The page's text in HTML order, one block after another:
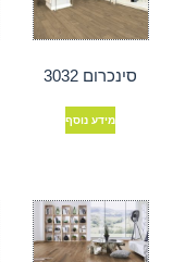
סינכרום 3032
מידע נוסף